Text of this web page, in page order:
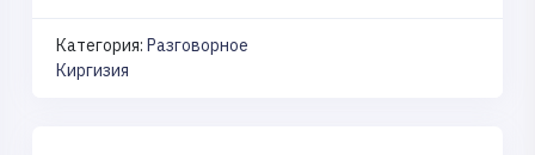
Категория: Разговорное
Киргизия